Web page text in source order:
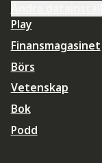
Play
Finansmagasinet
Börs
Vetenskap
Bok
Podd